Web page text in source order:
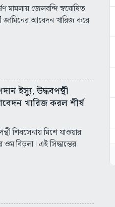
মামলায় জেলবন্দি স্বঘোষিত
জামিনের আবেদন খারিজ করে
ইস্যু, উদ্ধবপন্থী
খারিজ করল শীর্ষ
শিবসেনায় মিশে যাওয়ার
বিড়লা। এই সিদ্ধান্তের